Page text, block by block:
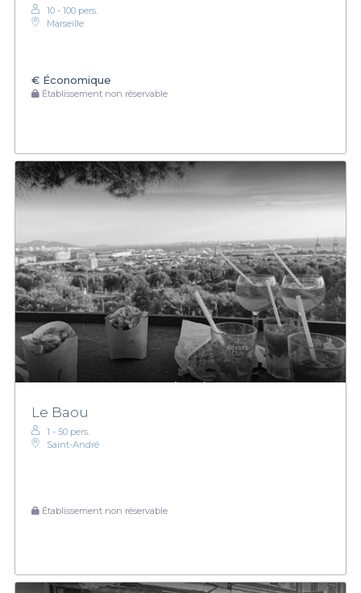
10 - 100 pers.
Marseille
€ Économique
Établissement non réservable
Le Baou
1 - 50 pers.
Saint-André
Établissement non réservable